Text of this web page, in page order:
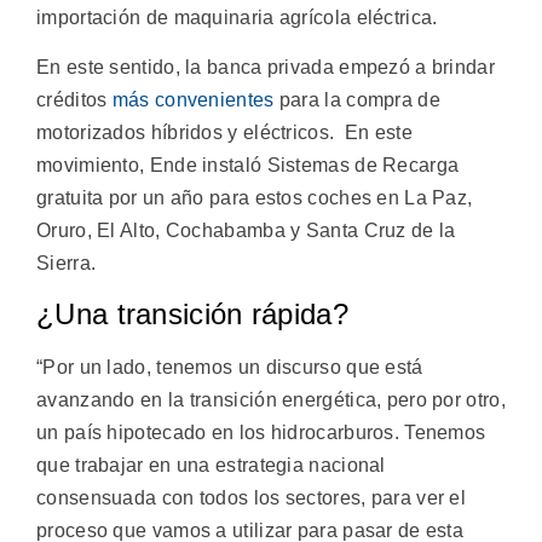
importación de maquinaria agrícola eléctrica.
En este sentido, la banca privada empezó a brindar
créditos más convenientes para la compra de
motorizados híbridos y eléctricos. En este
movimiento, Ende instaló Sistemas de Recarga
gratuita por un año para estos coches en La Paz,
Oruro, El Alto, Cochabamba y Santa Cruz de la
Sierra.
¿Una transición rápida?
“Por un lado, tenemos un discurso que está
avanzando en la transición energética, pero por otro,
un país hipotecado en los hidrocarburos. Tenemos
que trabajar en una estrategia nacional
consensuada con todos los sectores, para ver el
proceso que vamos a utilizar para pasar de esta